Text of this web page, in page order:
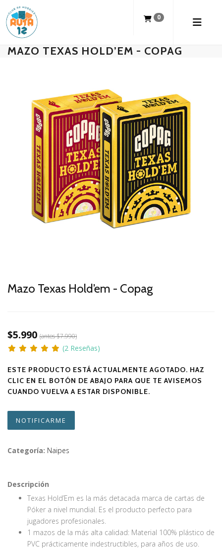
0
MAZO TEXAS HOLD’EM - COPAG
Mazo Texas Hold’em - Copag
$5.990 (antes$7.990)
(2 Reseñas)
ESTE PRODUCTO ESTÁ ACTUALMENTE AGOTADO. HAZ
CLIC EN EL BOTÓN DE ABAJO PARA QUE TE AVISEMOS
CUANDO VUELVA A ESTAR DISPONIBLE.
NOTIFICARME
Categoría: Naipes
Descripción
Texas Hold’Em es la más detacada marca de cartas de
Póker a nivel mundial. Es el producto perfecto para
jugadores profesionales.
1 mazos de la más alta calidad: Material 100% plástico de
PVC prácticamente indestructibles, para años de uso.